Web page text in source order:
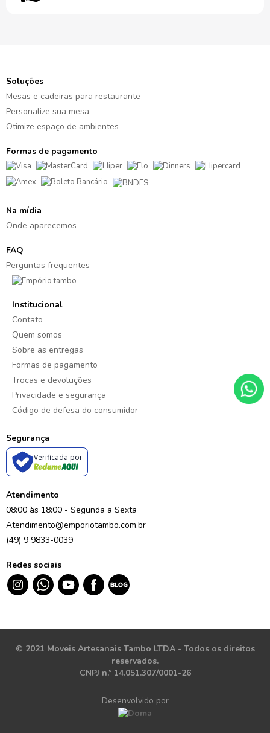
Soluções
Mesas e cadeiras para restaurante
Personalize sua mesa
Otimize espaço de ambientes
Formas de pagamento
Na mídia
Onde aparecemos
FAQ
Perguntas frequentes
Institucional
Contato
Quem somos
Sobre as entregas
Formas de pagamento
Trocas e devoluções
Privacidade e segurança
Código de defesa do consumidor
Segurança
Verificada por
Atendimento
08:00 às 18:00 - Segunda a Sexta
Atendimento@emporiotambo.com.br
(49) 9 9833-0039
Redes sociais
© 2021 Moveis Artesanais Tambo LTDA - Todos os direitos
reservados.
CNPJ n.º 14.051.307/0001-26
Desenvolvido por